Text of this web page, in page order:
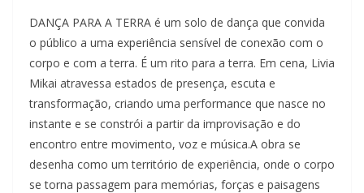
DANÇA PARA A TERRA é um solo de dança que convida
o público a uma experiência sensível de conexão com o
corpo e com a terra. É um rito para a terra. Em cena, Livia
Mikai atravessa estados de presença, escuta e
transformação, criando uma performance que nasce no
instante e se constrói a partir da improvisação e do
encontro entre movimento, voz e música.A obra se
desenha como um território de experiência, onde o corpo
se torna passagem para memórias, forças e paisagens